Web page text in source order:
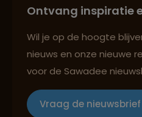
Reizen met oog voor
Groepsreizen mét
Ontvang inspiratie
Wil je op de hoogte
nieuws en onze nieuwe
voor de Sawadee
Vraag de